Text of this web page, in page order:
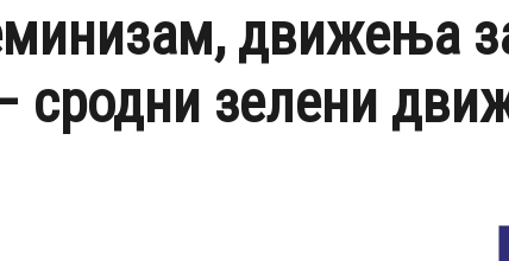
движења
сродни зелени